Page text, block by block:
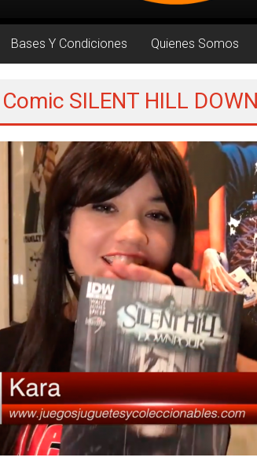
Bases Y Condiciones Quienes Somos
SILENT HILL